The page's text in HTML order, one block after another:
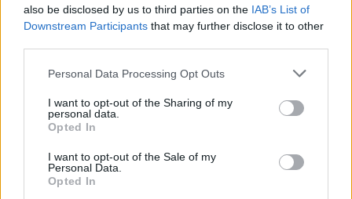
also be disclosed by us to third parties on the IAB’s List of
Downstream Participants that may further disclose it to other
Personal Data Processing Opt Outs
I want to opt-out of the Sharing of my
personal data.
Opted In
I want to opt-out of the Sale of my
Personal Data.
Opted In
22/2/26
Prepperka,-Jara05-alacrimatohle ocenili.
Ikona fóra
Vanda veľmi pekne ti ďakujem za pomoc.To ma vôbec
nenapadlo,že mám plný sklad.
22/2/26